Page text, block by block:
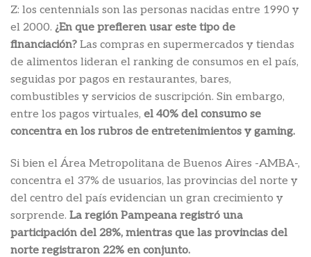
Z: los centennials son las personas nacidas entre 1990 y
el 2000. ¿En que prefieren usar este tipo de
financiación? Las compras en supermercados y tiendas
de alimentos lideran el ranking de consumos en el país,
seguidas por pagos en restaurantes, bares,
combustibles y servicios de suscripción. Sin embargo,
entre los pagos virtuales, el 40% del consumo se
concentra en los rubros de entretenimientos y gaming.
Si bien el Área Metropolitana de Buenos Aires -AMBA-,
concentra el 37% de usuarios, las provincias del norte y
del centro del país evidencian un gran crecimiento y
sorprende. La región Pampeana registró una
participación del 28%, mientras que las provincias del
norte registraron 22% en conjunto.